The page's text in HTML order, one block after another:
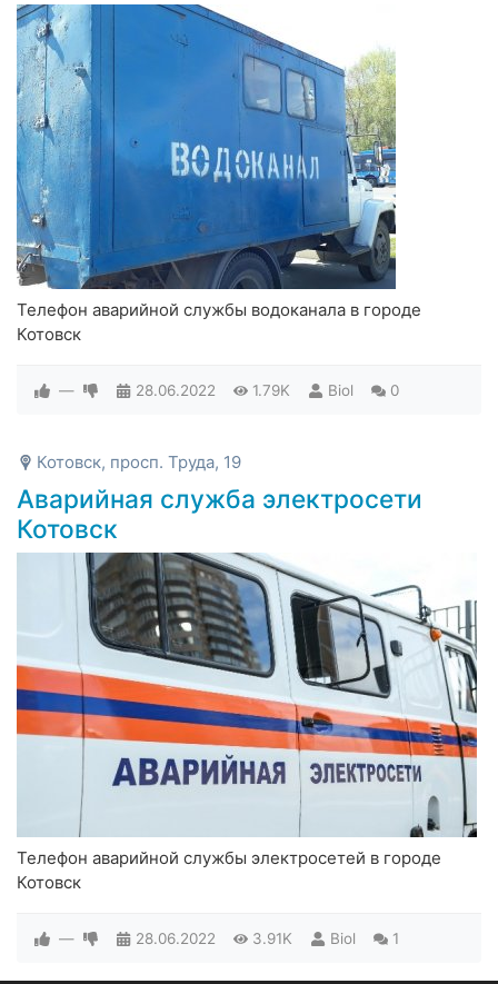
Телефон аварийной службы водоканала в городе
Котовск
— 28.06.2022 1.79K Biol 0
Котовск, просп. Труда, 19
Аварийная служба электросети
Котовск
Телефон аварийной службы электросетей в городе
Котовск
— 28.06.2022 3.91K Biol 1